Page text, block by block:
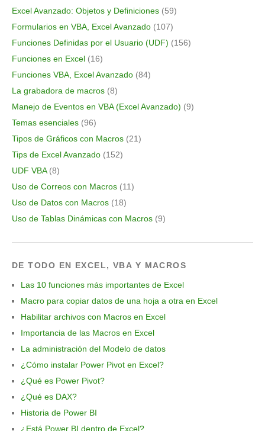
Excel Avanzado: Objetos y Definiciones (59)
Formularios en VBA, Excel Avanzado (107)
Funciones Definidas por el Usuario (UDF) (156)
Funciones en Excel (16)
Funciones VBA, Excel Avanzado (84)
La grabadora de macros (8)
Manejo de Eventos en VBA (Excel Avanzado) (9)
Temas esenciales (96)
Tipos de Gráficos con Macros (21)
Tips de Excel Avanzado (152)
UDF VBA(8)
Uso de Correos con Macros (11)
Uso de Datos con Macros (18)
Uso de Tablas Dinámicas con Macros (9)
DE TODO EN EXCEL, VBA Y MACROS
Las 10 funciones más importantes de Excel
Macro para copiar datos de una hoja a otra en Excel
Habilitar archivos con Macros en Excel
Importancia de las Macros en Excel
La administración del Modelo de datos
¿Cómo instalar Power Pivot en Excel?
¿Qué es Power Pivot?
¿Qué es DAX?
Historia de Power BI
¿Está Power BI dentro de Excel?